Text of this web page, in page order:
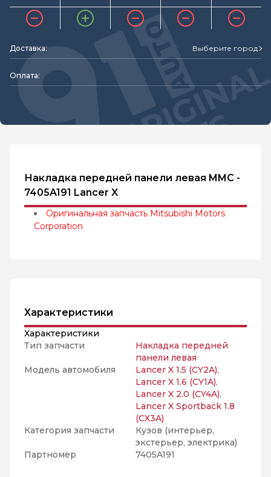
Доставка: Выберите город
Оплата:
Накладка передней панели левая MMC -
7405A191 Lancer X
Оригинальная запчасть Mitsubishi Motors
Corporation
Характеристики
Характеристики
Тип запчасти
Накладка передней
панели левая
Модель автомобиля
Lancer X 1.5 (CY2A),
Lancer X 1.6 (CY1A),
Lancer X 2.0 (CY4A),
Lancer X Sportback 1.8
(CX3A)
Категория запчасти
Кузов (интерьер,
экстерьер, электрика)
Партномер
7405A191